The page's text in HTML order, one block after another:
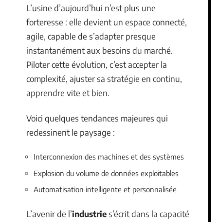
L’usine d’aujourd’hui n’est plus une
forteresse : elle devient un espace connecté,
agile, capable de s’adapter presque
instantanément aux besoins du marché.
Piloter cette évolution, c’est accepter la
complexité, ajuster sa stratégie en continu,
apprendre vite et bien.
Voici quelques tendances majeures qui
redessinent le paysage :
Interconnexion des machines et des systèmes
Explosion du volume de données exploitables
Automatisation intelligente et personnalisée
L’avenir de l’industries’écrit dans la capacité